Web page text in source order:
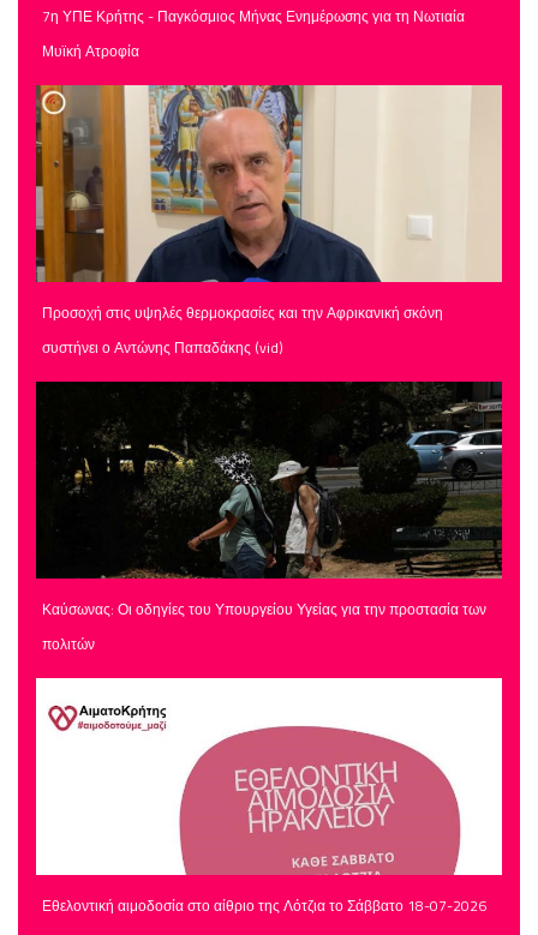
7η ΥΠΕ Κρήτης - Παγκόσμιος Μήνας Ενημέρωσης για τη Νωτιαία
Μυϊκή Ατροφία
Προσοχή στις υψηλές θερμοκρασίες και την Αφρικανική σκόνη
συστήνει ο Αντώνης Παπαδάκης (vid)
Καύσωνας: Οι οδηγίες του Υπουργείου Υγείας για την προστασία των
πολιτών
Εθελοντική αιμοδοσία στο αίθριο της Λότζια το Σάββατο 18-07-2026